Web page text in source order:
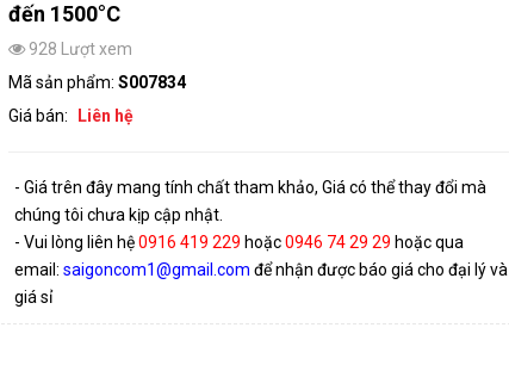
đến 1500°C
928 Lượt xem
Mã sản phẩm: S007834
Giá bán:
Liên hệ
- Giá trên đây mang tính chất tham khảo, Giá có thể thay đổi mà
chúng tôi chưa kịp cập nhật.
- Vui lòng liên hệ0916 419 229 hoặc0946 74 29 29 hoặc qua
email: saigoncom1@gmail.com để nhận được báo giá cho đại lý và
giá sỉ